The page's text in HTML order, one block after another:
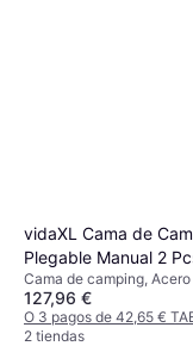
vidaXL Cama de
Plegable Manual 2
Cama de camping, Acero
127,96 €
O 3 pagos de 42,65 €
2 tiendas